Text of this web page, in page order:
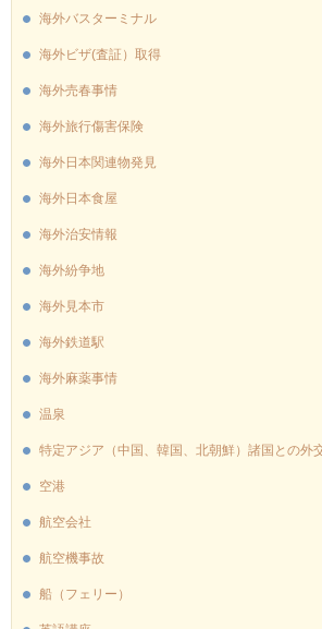
海外バスターミナル
海外ビザ(査証）取得
海外売春事情
海外旅行傷害保険
海外日本関連物発見
海外日本食屋
海外治安情報
海外紛争地
海外見本市
海外鉄道駅
海外麻薬事情
温泉
特定アジア（中国、韓国、北朝鮮）諸国との外
空港
航空会社
航空機事故
船（フェリー）